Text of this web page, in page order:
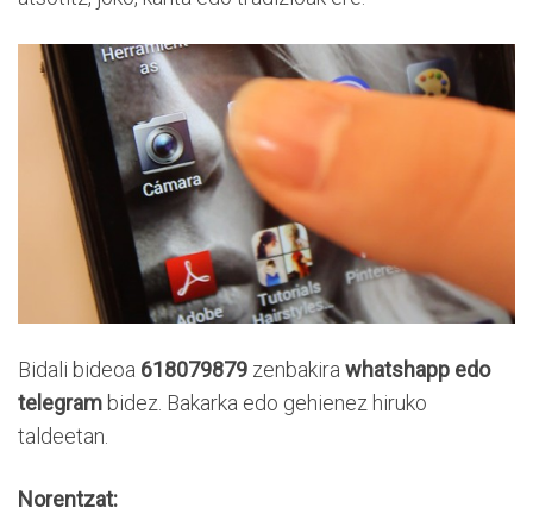
Bidali bideoa 618079879 zenbakira whatshapp edo
telegram bidez. Bakarka edo gehienez hiruko
taldeetan.
Norentzat: